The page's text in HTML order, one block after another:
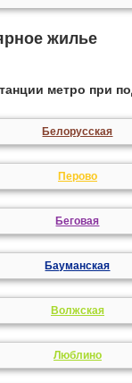
жилье
метро при
Белорусская
Перово
Беговая
Бауманская
Волжская
Люблино